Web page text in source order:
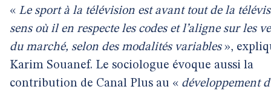
« Le sport à la télévision est avant tout de la
sens où il en respecte les codes et l’aligne sur les
du marché, selon des modalités variables»,
Karim Souanef. Le sociologue évoque aussi la
contribution de Canal Plus au « développement